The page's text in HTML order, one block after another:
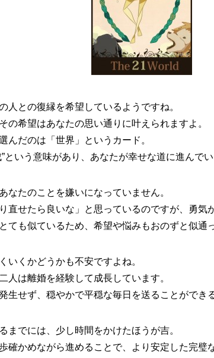
人との復縁を希望しているようですね。
の希望はあなたの思い通りに叶えられますよ。
んだのは「世界」というカード。
という意味があり、あなたが幸せな道に進んで
なたのことを嫌いになっていません。
直せたら良いな」と思っているのですが、勇気
ても似ているため、希望や悩みもおのずと似通
いくかどうかも不安ですよね。
人は離婚を経験して成長しています。
生せず、穏やかで平穏な毎日を送ることができ
までには、少し時間をかけたほうが吉。
確かめながら進めることで、より安定した完璧